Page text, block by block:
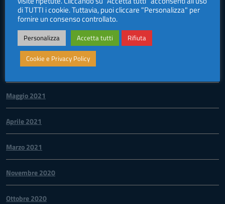
Settembre 2021
Agosto 2021
Giugno 2021
Maggio 2021
Aprile 2021
Marzo 2021
Novembre 2020
Ottobre 2020
di TUTTI i cookie. Tuttavia, puoi cliccare "Personalizza" per
fornire un consenso controllato.
Personalizza Accetta tutti Rifiuta
Cookie e Privacy Policy